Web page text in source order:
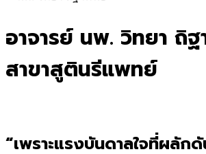
อาจารย์ นพ. วิทยา ถิ
สาขาสูตินรีแพทย์
“เพราะแรงบันดาลใจที่ผลัก